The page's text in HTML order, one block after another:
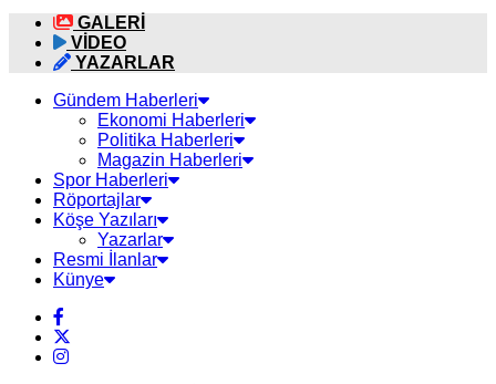
GALERİ
VİDEO
YAZARLAR
Gündem Haberleri
Ekonomi Haberleri
Politika Haberleri
Magazin Haberleri
Spor Haberleri
Röportajlar
Köşe Yazıları
Yazarlar
Resmi İlanlar
Künye